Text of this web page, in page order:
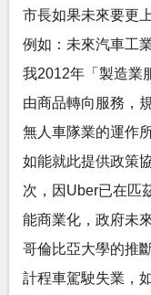
市長如果未來要更
例如：未來汽車工
我2012年「製造業
由商品轉向服務，
無人車隊業的運作
如能就此提供政策
次，因Uber已在匹
能商業化，政府未
哥倫比亞大學的推
計程車駕駛失業，